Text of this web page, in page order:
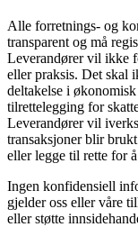
Alle forretnings- og
transparent og må
Leverandører vil ikke
eller praksis. Det skal
deltakelse i
tilrettelegging for
Leverandører vil
transaksjoner blir
eller legge til rette for
Ingen konfidensiell
gjelder oss eller våre
eller støtte